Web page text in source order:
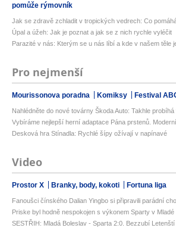
pomůže rýmovník
Jak se zdravě zchladit v tropických vedrech: Co
Úpal a úžeh: Jak je poznat a jak se z nich rychle vyléčit
Parazité v nás: Kterým se u nás líbí a kde v našem těle
Pro nejmenší
Mourissonova poradna Komiksy Festival
Nahlédněte do nové továrny Škoda Auto: Takhle probíhá
Vybíráme nejlepší herní adaptace Pána prstenů. Moderní
Desková hra Stínadla: Rychlé šípy ožívají v napínavé
Video
Prostor X Branky, body, kokoti Fortuna liga
Fanoušci čínského Dalian Yingbo si připravili parádní
Priske byl hodně nespokojen s výkonem Sparty v Mladé
SESTŘIH: Mladá Boleslav - Sparta 2:0. Bezzubí Letenští